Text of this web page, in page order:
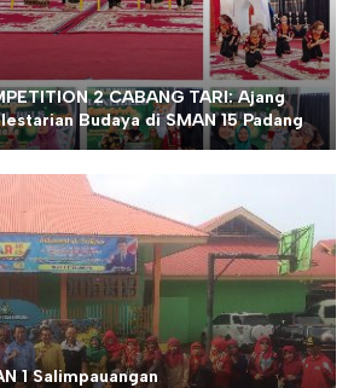
2 CABANG TARI: Ajang
Budaya di SMAN 15 Padang
1 Salimpauangan